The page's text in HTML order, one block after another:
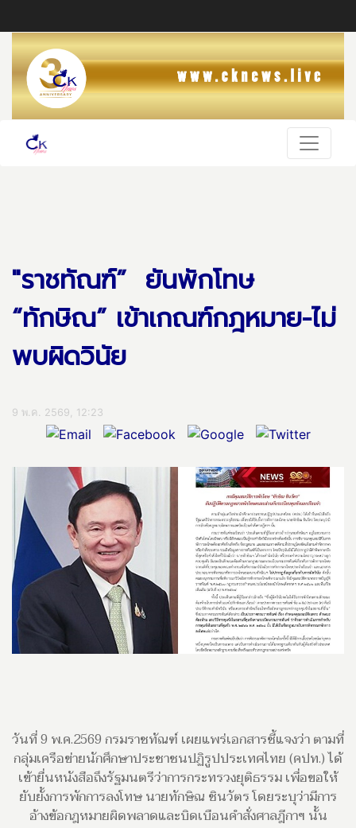
"ราชทัณฑ์” ยันพักโทษ
“ทักษิณ” เข้าเกณฑ์กฎหมาย-ไม่
พบผิดวินัย
9 พ.ค. 2569, 12:23
วันที่ 9 พ.ค.2569 กรมราชทัณฑ์ เผยแพร่เอกสารชี้แจงว่า ตามที่
กลุ่มเครือข่ายนักศึกษาประชาชนปฏิรูปประเทศไทย (คปท.) ได้
เข้ายื่นหนังสือถึงรัฐมนตรีว่าการกระทรวงยุติธรรม เพื่อขอให้
ยับยั้งการพักการลงโทษ นายทักษิณ ชินวัตร โดยระบุว่ามีการ
อ้างข้อกฎหมายผิดพลาดและบิดเบือนคำสั่งศาลฎีกาฯ นั้น